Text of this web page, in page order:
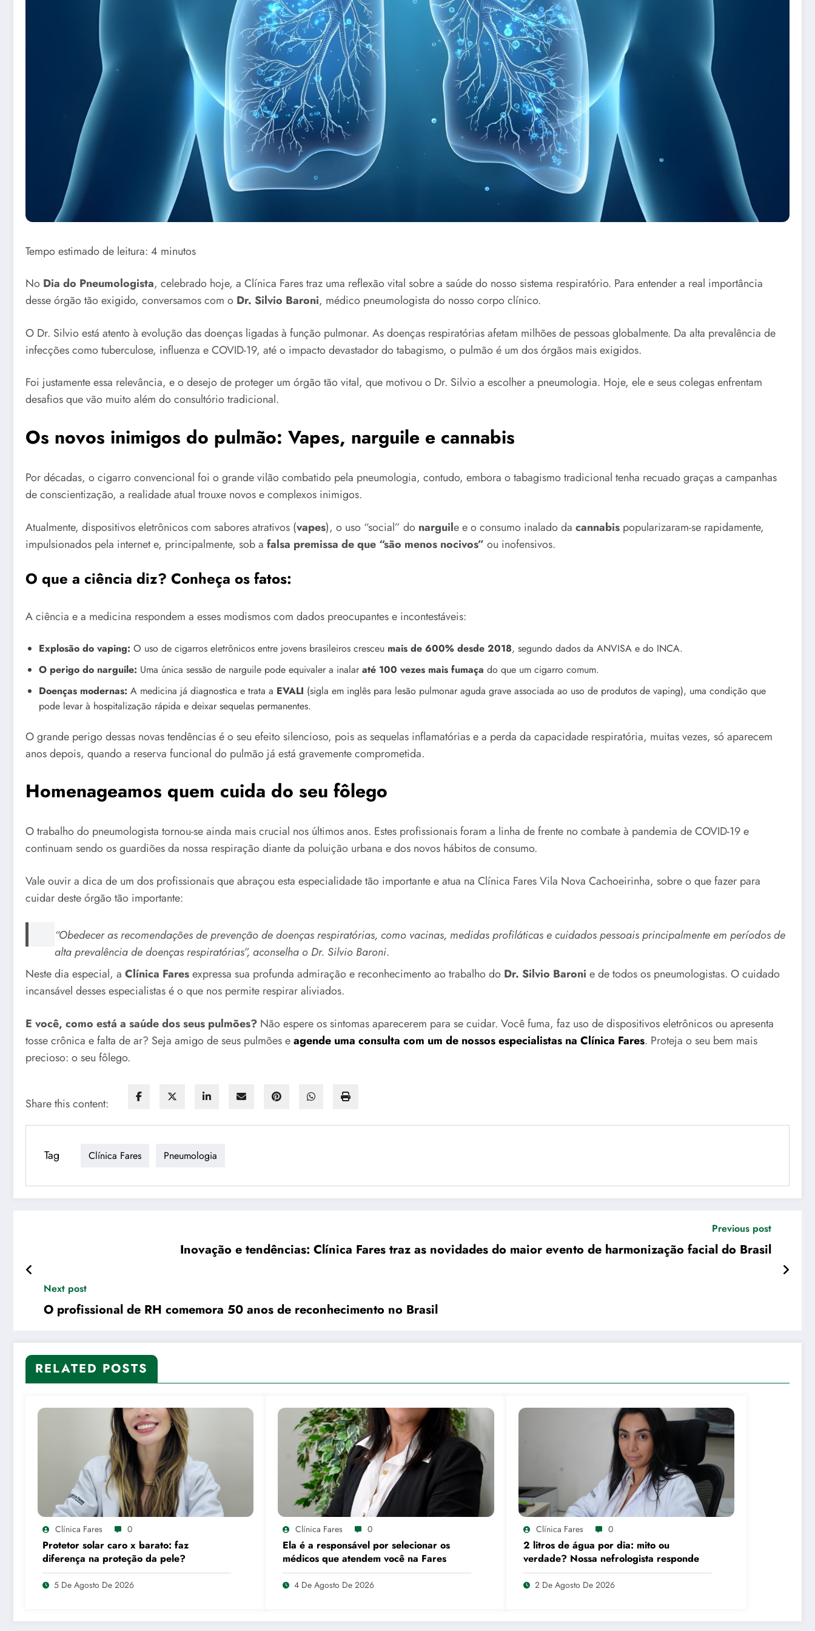
Tempo estimado de leitura: 4 minutos
No Dia do Pneumologista, celebrado hoje, a Clínica Fares traz uma reflexão vital sobre a saúde do nosso sistema respiratório. Para entender a real importância
desse órgão tão exigido, conversamos com o Dr. Silvio Baroni, médico pneumologista do nosso corpo clínico.
O Dr. Silvio está atento à evolução das doenças ligadas à função pulmonar. As doenças respiratórias afetam milhões de pessoas globalmente. Da alta prevalência de
infecções como tuberculose, influenza e COVID-19, até o impacto devastador do tabagismo, o pulmão é um dos órgãos mais exigidos.
Foi justamente essa relevância, e o desejo de proteger um órgão tão vital, que motivou o Dr. Silvio a escolher a pneumologia. Hoje, ele e seus colegas enfrentam
desafios que vão muito além do consultório tradicional.
Os novos inimigos do pulmão: Vapes, narguile e cannabis
Por décadas, o cigarro convencional foi o grande vilão combatido pela pneumologia, contudo, embora o tabagismo tradicional tenha recuado graças a campanhas
de conscientização, a realidade atual trouxe novos e complexos inimigos.
Atualmente, dispositivos eletrônicos com sabores atrativos (vapes), o uso “social” do narguile e o consumo inalado da cannabis popularizaram-se rapidamente,
impulsionados pela internet e, principalmente, sob a falsa premissa de que “são menos nocivos” ou inofensivos.
O que a ciência diz? Conheça os fatos:
A ciência e a medicina respondem a esses modismos com dados preocupantes e incontestáveis:
Explosão do vaping: O uso de cigarros eletrônicos entre jovens brasileiros cresceu mais de 600% desde 2018, segundo dados da ANVISA e do INCA.
O perigo do narguile: Uma única sessão de narguile pode equivaler a inalar até 100 vezes mais fumaça do que um cigarro comum.
Doenças modernas: A medicina já diagnostica e trata a EVALI (sigla em inglês para lesão pulmonar aguda grave associada ao uso de produtos de vaping), uma condição que
pode levar à hospitalização rápida e deixar sequelas permanentes.
O grande perigo dessas novas tendências é o seu efeito silencioso, pois as sequelas inflamatórias e a perda da capacidade respiratória, muitas vezes, só aparecem
anos depois, quando a reserva funcional do pulmão já está gravemente comprometida.
Homenageamos quem cuida do seu fôlego
O trabalho do pneumologista tornou-se ainda mais crucial nos últimos anos. Estes profissionais foram a linha de frente no combate à pandemia de COVID-19 e
continuam sendo os guardiões da nossa respiração diante da poluição urbana e dos novos hábitos de consumo.
Vale ouvir a dica de um dos profissionais que abraçou esta especialidade tão importante e atua na Clínica Fares Vila Nova Cachoeirinha, sobre o que fazer para
cuidar deste órgão tão importante:
“Obedecer as recomendações de prevenção de doenças respiratórias, como vacinas, medidas profiláticas e cuidados pessoais principalmente em períodos de
alta prevalência de doenças respiratórias”, aconselha o Dr. Silvio Baroni.
Neste dia especial, a Clínica Faresexpressa sua profunda admiração e reconhecimento ao trabalho do Dr. Silvio Baroni e de todos os pneumologistas. O cuidado
incansável desses especialistas é o que nos permite respirar aliviados.
E você, como está a saúde dos seus pulmões? Não espere os sintomas aparecerem para se cuidar. Você fuma, faz uso de dispositivos eletrônicos ou apresenta
tosse crônica e falta de ar? Seja amigo de seus pulmões eagende uma consulta com um de nossos especialistas na Clínica Fares. Proteja o seu bem mais
precioso: o seu fôlego.
Share this content:
Tag Clínica Fares Pneumologia
Previous post
Inovação e tendências: Clínica Fares traz as novidades do maior evento de harmonização facial do Brasil
Next post
O profissional de RH comemora 50 anos de reconhecimento no Brasil
RELATED POSTS
Clínica Fares 0
Protetor solar caro x barato: faz
diferença na proteção da pele?
5 De Agosto De 2026
Clínica Fares 0
Ela é a responsável por selecionar os
médicos que atendem você na Fares
4 De Agosto De 2026
Clínica Fares 0
2 litros de água por dia: mito ou
verdade? Nossa nefrologista responde
2 De Agosto De 2026